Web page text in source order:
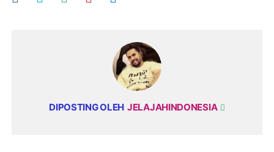
DIPOSTING OLEH JELAJAHINDONESIA